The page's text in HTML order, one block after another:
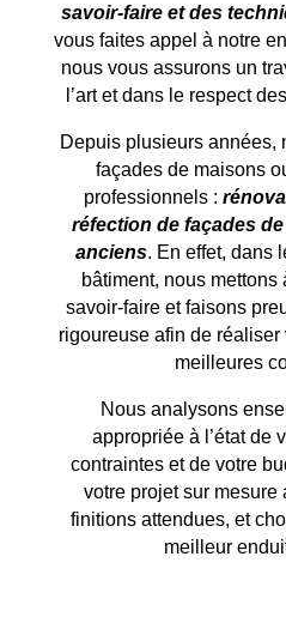
savoir-faire et des
vous faites appel à notre
nous vous assurons un
l’art et dans le respect
Depuis plusieurs années,
façades de maisons
professionnels :
réfection de façades
anciens. En effet, dans
bâtiment, nous mettons
savoir-faire et faisons
rigoureuse afin de
meilleures
Nous analysons
appropriée à l’état de
contraintes et de votre
votre projet sur
finitions attendues, et
meilleur